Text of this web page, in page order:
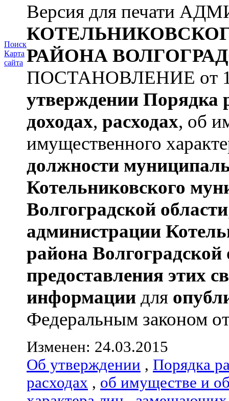
Поиск
Карта
сайта
Версия для печати
РАЙОНА
ПОСТАНОВЛЕНИЕ от
утверждении Порядка
доходах, расходах, об
имущественного
должности
Котельниковского
Волгоградской области
администрации
района Волгоградской
предоставления этих
информации для
Федеральным законом
Изменен: 24.03.2015
Об утверждении , Порядка
расходах , об имуществе и